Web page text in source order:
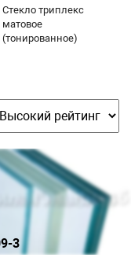
Стекло триплекс
матовое
(тонированное)
3